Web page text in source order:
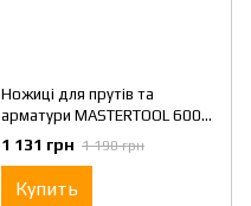
Ножиці для прутів та
арматури MASTERTOOL 600
мм Ø 8 мм T8/HRC53~60 01-
1 131 грн 1 190 грн
Купить